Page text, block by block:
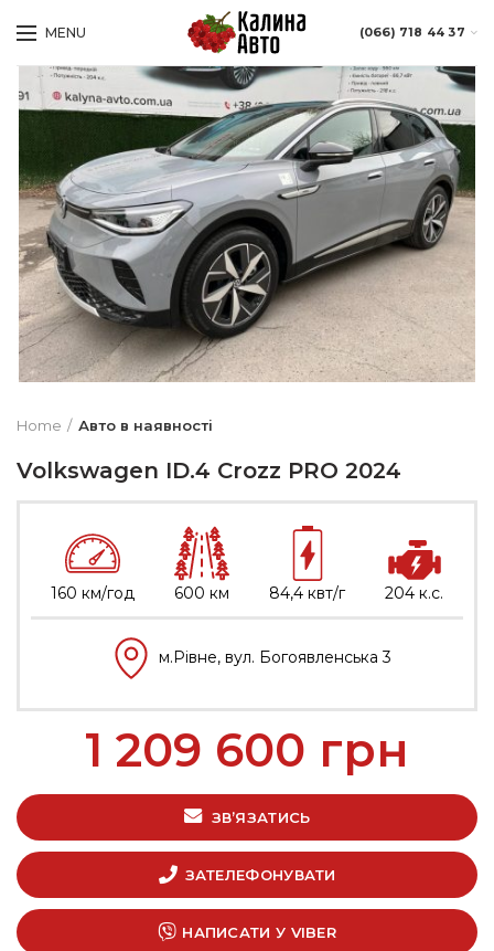
MENU (066) 718 44 37
Home Авто в наявності
Volkswagen ID.4 Crozz PRO 2024
160 км/год 600 км 84,4 квт/г 204 к.с.
м.Рівне, вул. Богоявленська 3
1 209 600 грн
ЗВ’ЯЗАТИСЬ
ЗАТЕЛЕФОНУВАТИ
НАПИСАТИ У VIBER